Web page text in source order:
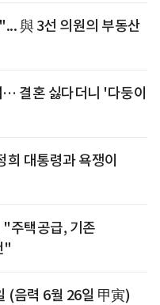
與 3선 의원의 부동산
결혼 싫다더니 '다둥이
대통령과 욕쟁이
"주택공급, 기존
"
(음력 6월 26일 甲寅)